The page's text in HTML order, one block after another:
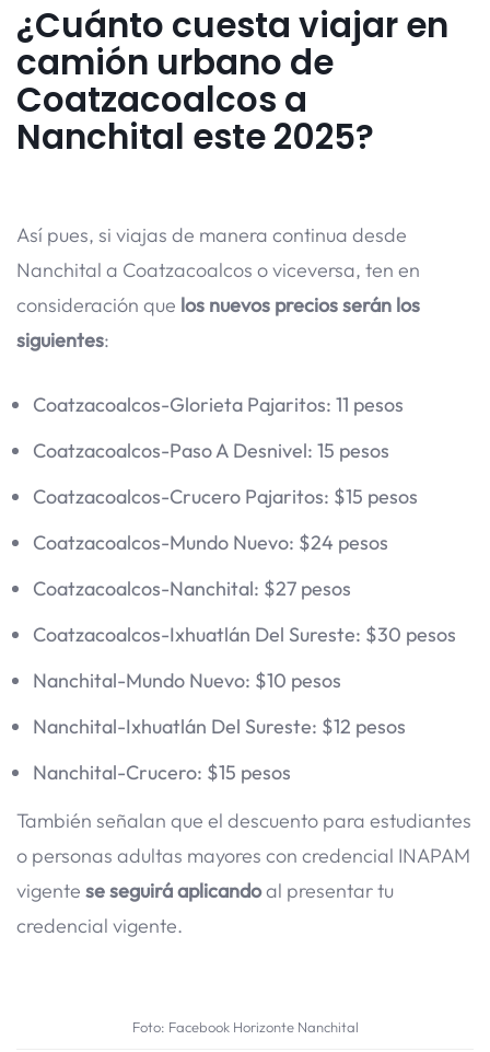
¿Cuánto cuesta viajar en
camión urbano de
Coatzacoalcos a
Nanchital este 2025?
Así pues, si viajas de manera continua desde
Nanchital a Coatzacoalcos o viceversa, ten en
consideración que los nuevos precios serán los
siguientes:
Coatzacoalcos-Glorieta Pajaritos: 11 pesos
Coatzacoalcos-Paso A Desnivel: 15 pesos
Coatzacoalcos-Crucero Pajaritos: $15 pesos
Coatzacoalcos-Mundo Nuevo: $24 pesos
Coatzacoalcos-Nanchital: $27 pesos
Coatzacoalcos-Ixhuatlán Del Sureste: $30 pesos
Nanchital-Mundo Nuevo: $10 pesos
Nanchital-Ixhuatlán Del Sureste: $12 pesos
Nanchital-Crucero: $15 pesos
También señalan que el descuento para estudiantes
o personas adultas mayores con credencial INAPAM
vigente se seguirá aplicandoal presentar tu
credencial vigente.
Foto: Facebook Horizonte Nanchital